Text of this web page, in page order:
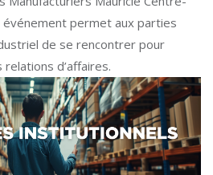
événement permet aux parties
de se rencontrer pour
d’affaires.